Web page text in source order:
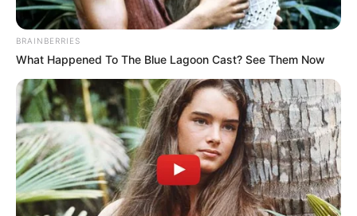
BRAINBERRIES
What Happened To The Blue Lagoon Cast? See Them Now